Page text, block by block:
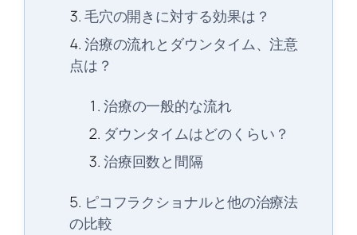
毛穴の開きに対する効果は？
治療の流れとダウンタイム、注意
点は？
治療の一般的な流れ
ダウンタイムはどのくらい？
治療回数と間隔
ピコフラクショナルと他の治療法
の比較